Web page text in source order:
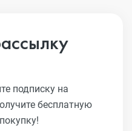
подписку на
бесплатную